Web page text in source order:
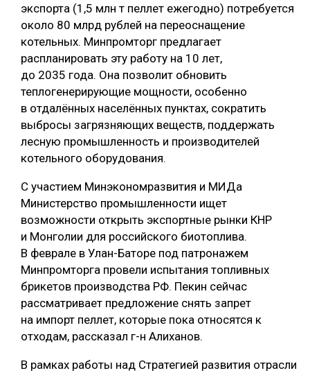
экспорта (1,5 млн т пеллет ежегодно) потребуется
около 80 млрд рублей на переоснащение
котельных. Минпромторг предлагает
распланировать эту работу на 10 лет,
до 2035 года. Она позволит обновить
теплогенерирующие мощности, особенно
в отдалённых населённых пунктах, сократить
выбросы загрязняющих веществ, поддержать
лесную промышленность и производителей
котельного оборудования.
С участием Минэкономразвития и МИДа
Министерство промышленности ищет
возможности открыть экспортные рынки КНР
и Монголии для российского биотоплива.
В феврале в Улан-Баторе под патронажем
Минпромторга провели испытания топливных
брикетов производства РФ. Пекин сейчас
рассматривает предложение снять запрет
на импорт пеллет, которые пока относятся к
отходам, рассказал г-н Алиханов.
В рамках работы над Стратегией развития отрасли